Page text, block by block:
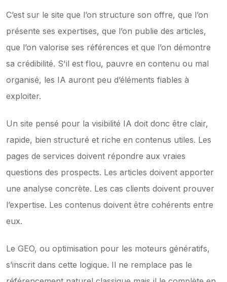
C’est sur le site que l’on structure son offre, que l’on
présente ses expertises, que l’on publie des articles,
que l’on valorise ses références et que l’on démontre
sa crédibilité. S'il est flou, pauvre en contenu ou mal
organisé, les IA auront peu d’éléments fiables à
exploiter.
Un site pensé pour la visibilité IA doit donc être clair,
rapide, bien structuré et riche en contenus utiles. Les
pages de services doivent répondre aux vraies
questions des prospects. Les articles doivent apporter
une analyse concrète. Les cas clients doivent prouver
l’expertise. Les contenus doivent être cohérents entre
eux.
Le GEO, ou optimisation pour les moteurs génératifs,
s’inscrit dans cette logique. Il ne remplace pas le